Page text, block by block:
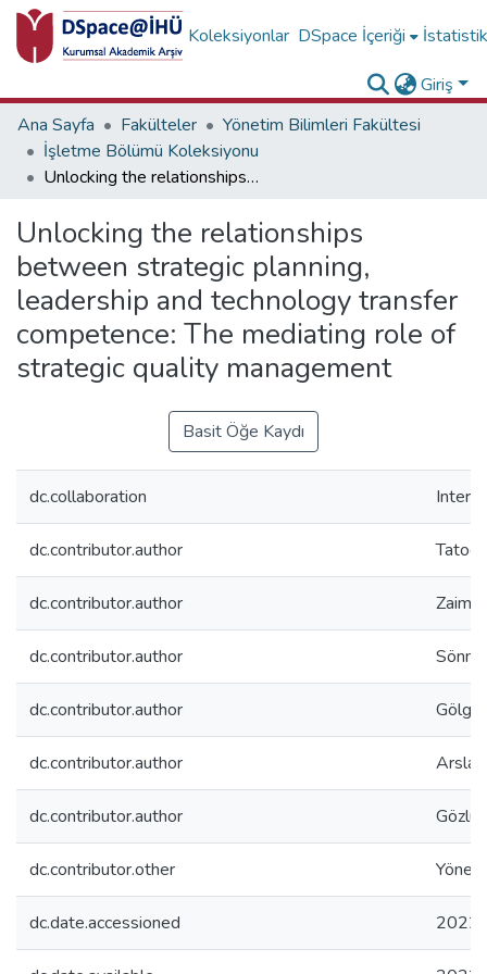
Koleksiyonlar DSpace İçeriği
Giriş
Ana Sayfa
Fakülteler
Yönetim Bilimleri Fakültesi
İşletme Bölümü Koleksiyonu
Unlocking the relationships between strategic planning, leadership and technology transfer competence: The mediating role of strategic quality management
Unlocking the relationships
between strategic planning,
leadership and technology transfer
competence: The mediating role of
strategic quality management
Basit Öğe Kaydı
dc.collaboration
dc.contributor.author
dc.contributor.author Zaim,
dc.contributor.author
dc.contributor.author
dc.contributor.author
dc.contributor.author Gözlü,
dc.contributor.other
dc.date.accessioned